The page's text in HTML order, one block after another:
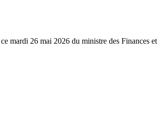
mardi 26 mai 2026 du ministre des Finances et